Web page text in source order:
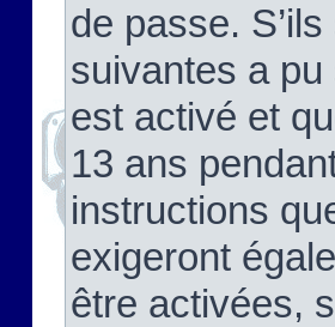
de passe.
suivantes a pu
est activé et
13 ans
instructions
exigeront
être activées,